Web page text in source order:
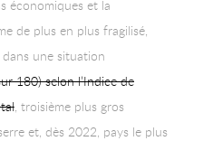
économiques et la
de plus en plus fragilisé,
dans une situation
180) selon l’Indice de
, troisième plus gros
et, dès 2022, pays le plus